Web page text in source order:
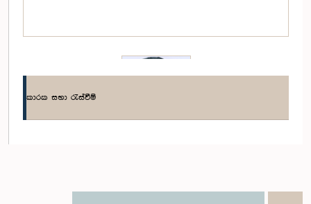
කාරක සභා රැස්වීම්